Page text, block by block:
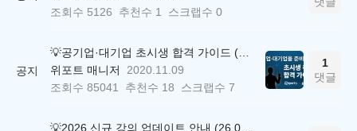
조회수 5126 추천수 1 스크랩수 0
공지
위포트 매니저
2020.11.09
조회수 85041 추천수 18 스크랩수 7
1
댓글